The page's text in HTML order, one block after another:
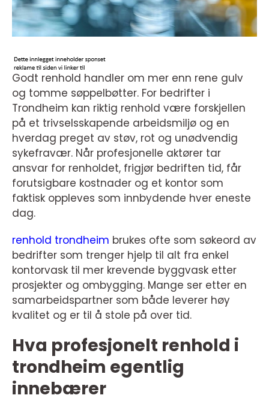
Godt renhold handler om mer enn rene gulv
og tomme søppelbøtter. For bedrifter i
Trondheim kan riktig renhold være forskjellen
på et trivselsskapende arbeidsmiljø og en
hverdag preget av støv, rot og unødvendig
sykefravær. Når profesjonelle aktører tar
ansvar for renholdet, frigjør bedriften tid, får
forutsigbare kostnader og et kontor som
faktisk oppleves som innbydende hver eneste
dag.
renhold trondheim brukes ofte som søkeord av
bedrifter som trenger hjelp til alt fra enkel
kontorvask til mer krevende byggvask etter
prosjekter og ombygging. Mange ser etter en
samarbeidspartner som både leverer høy
kvalitet og er til å stole på over tid.
Hva profesjonelt renhold i
trondheim egentlig
innebærer